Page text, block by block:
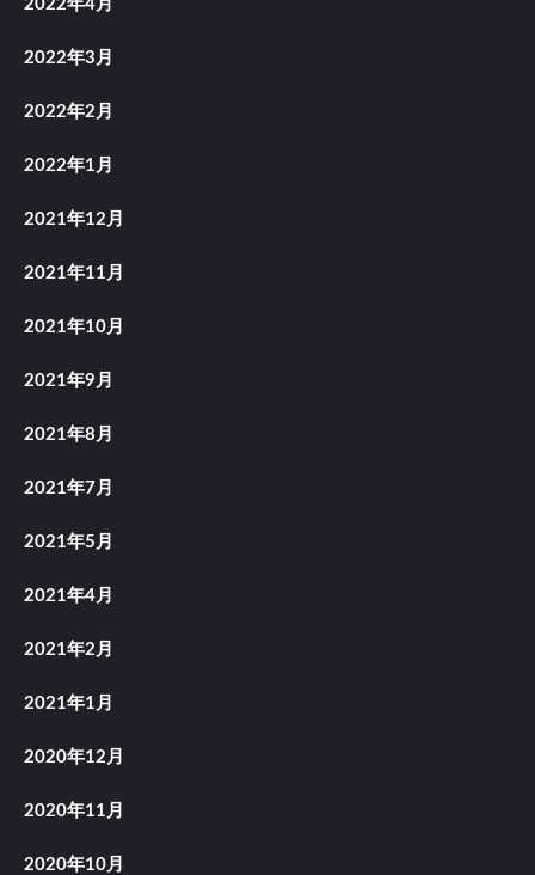
2022年4月
2022年3月
2022年2月
2022年1月
2021年12月
2021年11月
2021年10月
2021年9月
2021年8月
2021年7月
2021年5月
2021年4月
2021年2月
2021年1月
2020年12月
2020年11月
2020年10月